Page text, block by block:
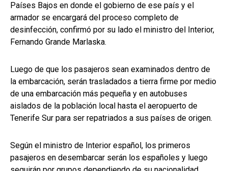
Países Bajos en donde el gobierno de ese país y el
armador se encargará del proceso completo de
desinfección, confirmó por su lado el ministro del Interior,
Fernando Grande Marlaska.
Luego de que los pasajeros sean examinados dentro de
la embarcación, serán trasladados a tierra firme por medio
de una embarcación más pequeña y en autobuses
aislados de la población local hasta el aeropuerto de
Tenerife Sur para ser repatriados a sus países de origen.
Según el ministro de Interior español, los primeros
pasajeros en desembarcar serán los españoles y luego